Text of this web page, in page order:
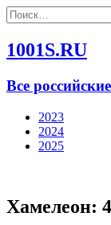
Найти:
1001S.RU
Все
2023
2024
2025
Хамелеон: